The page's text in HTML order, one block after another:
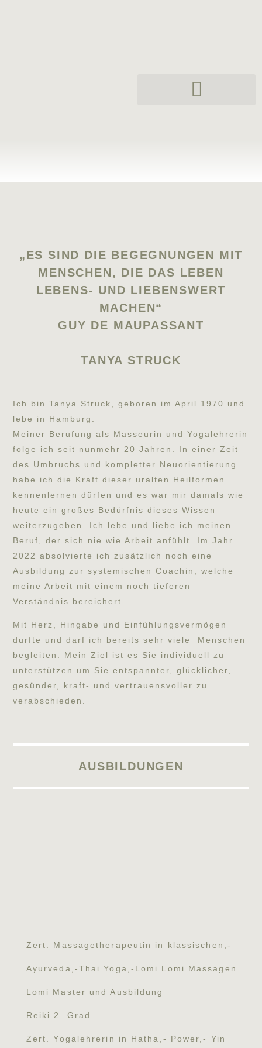
„ES SIND DIE BEGEGNUNGEN MIT
MENSCHEN, DIE DAS LEBEN
LEBENS- UND LIEBENSWERT
MACHEN“
GUY DE MAUPASSANT
TANYA STRUCK
Ich bin Tanya Struck, geboren im April 1970 und
lebe in Hamburg.
Meiner Berufung als Masseurin und Yogalehrerin
folge ich seit nunmehr 20 Jahren. In einer Zeit
des Umbruchs und kompletter Neuorientierung
habe ich die Kraft dieser uralten Heilformen
kennenlernen dürfen und es war mir damals wie
heute ein großes Bedürfnis dieses Wissen
weiterzugeben. Ich lebe und liebe ich meinen
Beruf, der sich nie wie Arbeit anfühlt. Im Jahr
2022 absolvierte ich zusätzlich noch eine
Ausbildung zur systemischen Coachin, welche
meine Arbeit mit einem noch tieferen
Verständnis bereichert.
Mit Herz, Hingabe und Einfühlungsvermögen
durfte und darf ich bereits sehr viele Menschen
begleiten. Mein Ziel ist es Sie individuell zu
unterstützen um Sie entspannter, glücklicher,
gesünder, kraft- und vertrauensvoller zu
verabschieden.
AUSBILDUNGEN
Zert. Massagetherapeutin in klassischen,-
Ayurveda,-Thai Yoga,-Lomi Lomi Massagen
Lomi Master und Ausbildung
Reiki 2. Grad
Zert. Yogalehrerin in Hatha,- Power,- Yin